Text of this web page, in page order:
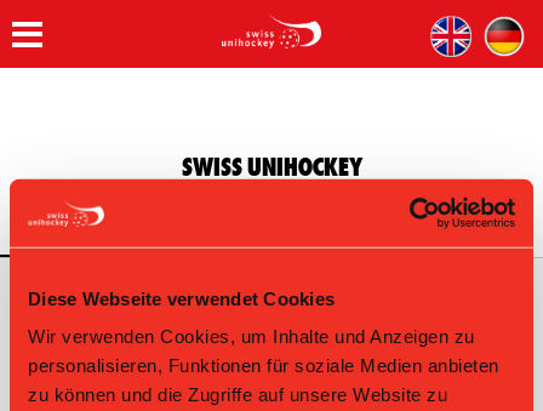
Diese Webseite verwendet Cookies
Wir verwenden Cookies, um Inhalte und Anzeigen zu
personalisieren, Funktionen für soziale Medien anbieten
zu können und die Zugriffe auf unsere Website zu
W
SWISS UNIHOCKEY
Start Mer
Loading...
WIEDERHOLUNG